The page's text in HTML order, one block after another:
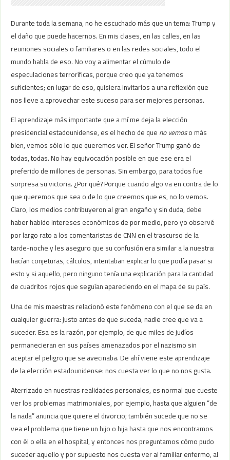
Durante toda la semana, no he escuchado más que un tema: Trump y
el daño que puede hacernos. En mis clases, en las calles, en las
reuniones sociales o familiares o en las redes sociales, todo el
mundo habla de eso. No voy a alimentar el cúmulo de
especulaciones terroríficas, porque creo que ya tenemos
suficientes; en lugar de eso, quisiera invitarlos a una reflexión que
nos lleve a aprovechar este suceso para ser mejores personas.
El aprendizaje más importante que a mí me deja la elección
presidencial estadounidense, es el hecho de que no vemoso más
bien, vemos sólo lo que queremos ver. El señor Trump ganó de
todas, todas. No hay equivocación posible en que ese era el
preferido de millones de personas. Sin embargo, para todos fue
sorpresa su victoria. ¿Por qué? Porque cuando algo va en contra de lo
que queremos que sea o de lo que creemos que es, no lo vemos.
Claro, los medios contribuyeron al gran engaño y sin duda, debe
haber habido intereses económicos de por medio, pero yo observé
por largo rato a los comentaristas de CNN en el trascurso de la
tarde-noche y les aseguro que su confusión era similar a la nuestra:
hacían conjeturas, cálculos, intentaban explicar lo que podía pasar si
esto y si aquello, pero ninguno tenía una explicación para la cantidad
de cuadritos rojos que seguían apareciendo en el mapa de su país.
Una de mis maestras relacionó este fenómeno con el que se da en
cualquier guerra: justo antes de que suceda, nadie cree que va a
suceder. Esa es la razón, por ejemplo, de que miles de judíos
permanecieran en sus países amenazados por el nazismo sin
aceptar el peligro que se avecinaba. De ahí viene este aprendizaje
de la elección estadounidense: nos cuesta ver lo que no nos gusta.
Aterrizado en nuestras realidades personales, es normal que cueste
ver los problemas matrimoniales, por ejemplo, hasta que alguien “de
la nada” anuncia que quiere el divorcio; también sucede que no se
vea el problema que tiene un hijo o hija hasta que nos encontramos
con él o ella en el hospital, y entonces nos preguntamos cómo pudo
suceder aquello y por supuesto nos cuesta ver al familiar enfermo, al